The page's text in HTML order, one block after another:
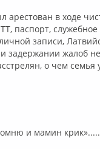
арестован в ходе
паспорт,
записи,
задержании жалоб
о чем семья
и мамин